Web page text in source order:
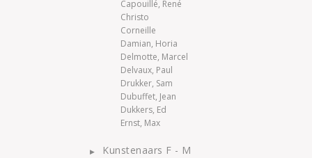
Capouillé, René
Christo
Corneille
Damian, Horia
Delmotte, Marcel
Delvaux, Paul
Drukker, Sam
Dubuffet, Jean
Dukkers, Ed
Ernst, Max
Kunstenaars F - M